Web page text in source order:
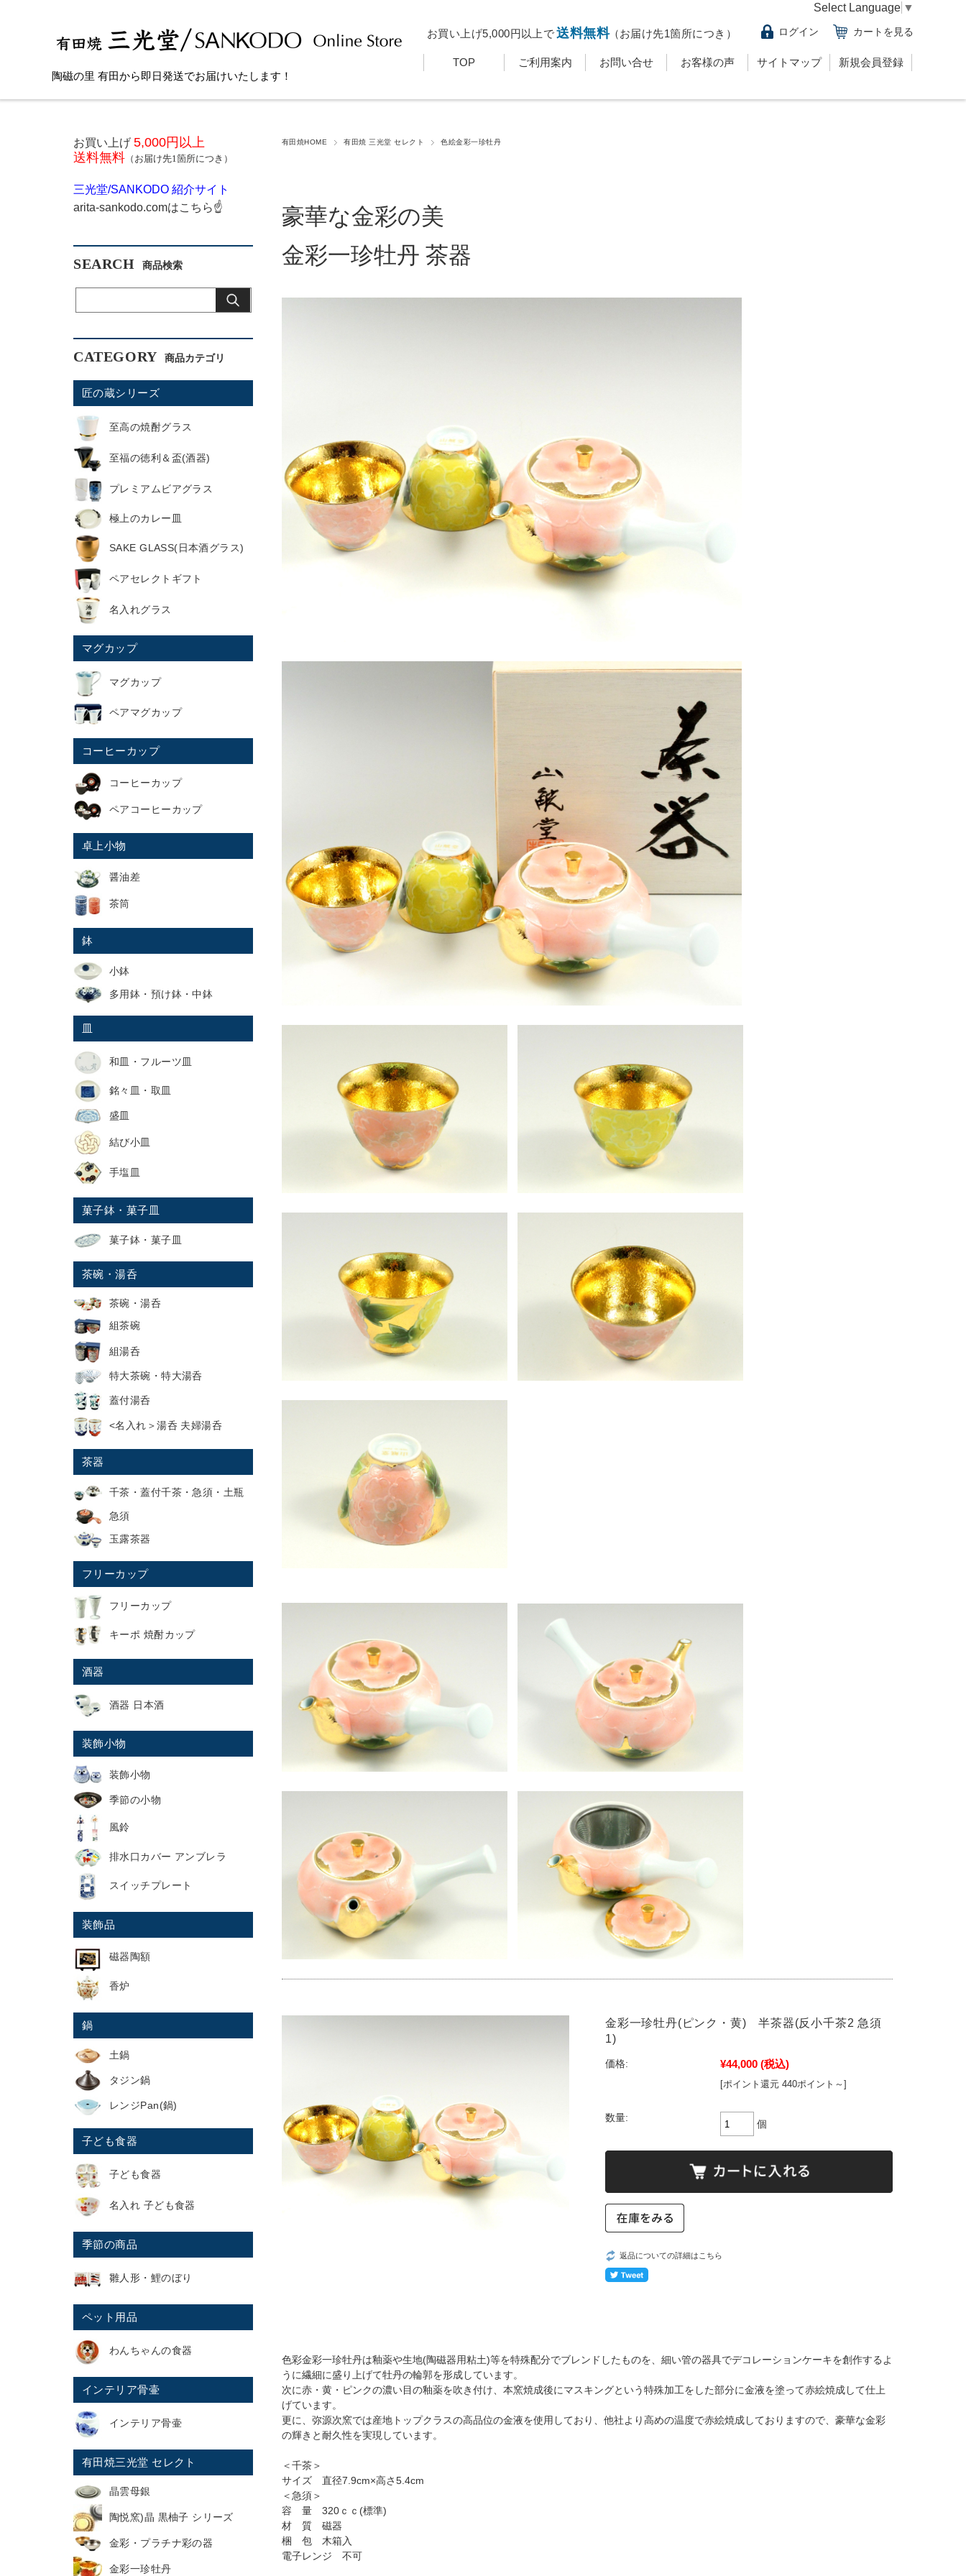
陶磁の里 有田から即日発送でお届けいたします！
お買い上げ5,000円以上で送料無料（お届け先1箇所につき） ログイン カートを見る
TOP ご利用案内 お問い合せ お客様の声 サイトマップ 新規会員登録
Select Language ▼
有田焼HOME 有田焼 三光堂 セレクト 色絵金彩一珍牡丹
豪華な金彩の美
金彩一珍牡丹 茶器
金彩一珍牡丹(ピンク・黄) 半茶器(反小千茶2 急須
1)
価格: ¥44,000 (税込)
[ポイント還元 440ポイント～]
数量:
個
返品についての詳細はこちら
色彩金彩一珍牡丹は釉薬や生地(陶磁器用粘土)等を特殊配分でブレンドしたものを、細い管の器具でデコレーションケーキを創作するよ
うに繊細に盛り上げて牡丹の輪郭を形成しています。
次に赤・黄・ピンクの濃い目の釉薬を吹き付け、本窯焼成後にマスキングという特殊加工をした部分に金液を塗って赤絵焼成して仕上
げています。
更に、弥源次窯では産地トップクラスの高品位の金液を使用しており、他社より高めの温度で赤絵焼成しておりますので、豪華な金彩
の輝きと耐久性を実現しています。
＜千茶＞
サイズ 直径7.9cm×高さ5.4cm
＜急須＞
容 量 320ｃｃ(標準)
材 質 磁器
梱 包 木箱入
電子レンジ 不可
お買い上げ 5,000円以上
送料無料 （お届け先1箇所につき）
三光堂/SANKODO 紹介サイト
arita-sankodo.comはこちら☝
SEARCH
CATEGORY
匠の蔵シリーズ
至高の焼酎グラス
至福の徳利＆盃(酒器)
プレミアムビアグラス
極上のカレー皿
SAKE GLASS(日本酒グラス)
ペアセレクトギフト
名入れグラス
マグカップ
マグカップ
ペアマグカップ
コーヒーカップ
コーヒーカップ
ペアコーヒーカップ
卓上小物
醤油差
茶筒
鉢
小鉢
多用鉢・預け鉢・中鉢
皿
和皿・フルーツ皿
銘々皿・取皿
盛皿
結び小皿
手塩皿
菓子鉢・菓子皿
菓子鉢・菓子皿
茶碗・湯呑
茶碗・湯呑
組茶碗
組湯呑
特大茶碗・特大湯呑
蓋付湯呑
<名入れ＞湯呑 夫婦湯呑
茶器
千茶・蓋付千茶・急須・土瓶
急須
玉露茶器
フリーカップ
フリーカップ
キーポ 焼酎カップ
酒器
酒器 日本酒
装飾小物
装飾小物
季節の小物
風鈴
排水口カバー アンブレラ
スイッチプレート
装飾品
磁器陶額
香炉
鍋
土鍋
タジン鍋
レンジPan(鍋)
子ども食器
子ども食器
名入れ 子ども食器
季節の商品
雛人形・鯉のぼり
ペット用品
わんちゃんの食器
インテリア骨壷
インテリア骨壷
有田焼三光堂 セレクト
晶雲母銀
陶悦窯)晶 黒柚子 シリーズ
金彩・プラチナ彩の器
金彩一珍牡丹